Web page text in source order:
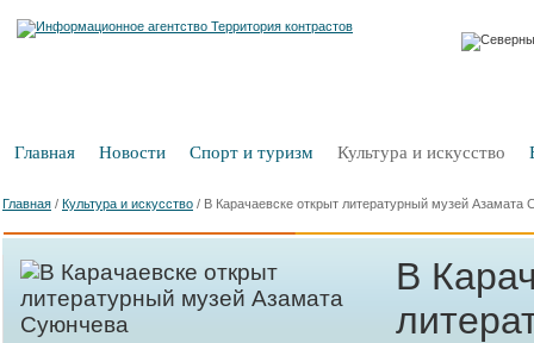
Главная Новости Спорт и туризм Культура и искусство
Главная / Культура и искусство / В Карачаевске открыт литературный музей Азамата
В